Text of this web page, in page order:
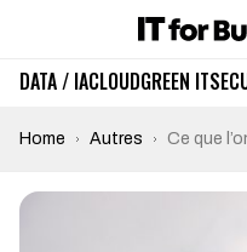
DATA / IACLOUDGREEN IT
Home Autres Ce que